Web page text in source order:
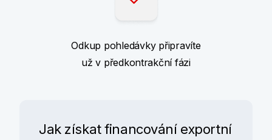
Odkup pohledávky připravíte
už v předkontrakční fázi
Jak získat financování exportní